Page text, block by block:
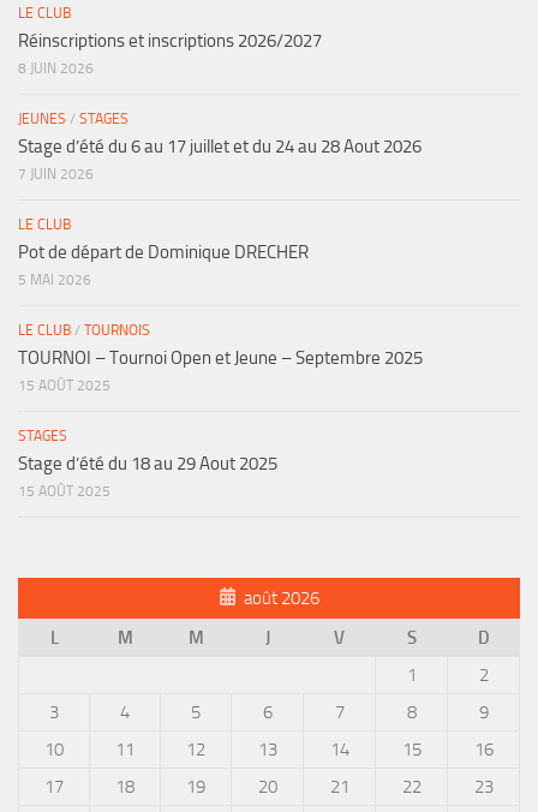
LE CLUB
Réinscriptions et inscriptions 2026/2027
8 JUIN 2026
JEUNES / STAGES
Stage d’été du 6 au 17 juillet et du 24 au 28 Aout 2026
7 JUIN 2026
LE CLUB
Pot de départ de Dominique DRECHER
5 MAI 2026
LE CLUB / TOURNOIS
TOURNOI – Tournoi Open et Jeune – Septembre 2025
15 AOÛT 2025
STAGES
Stage d’été du 18 au 29 Aout 2025
15 AOÛT 2025
août 2026
L
M M J V S D
1
2
3
4 5 6 7 8
9
10
11 12 13 14 15
16
17
18 19 20 21 22
23